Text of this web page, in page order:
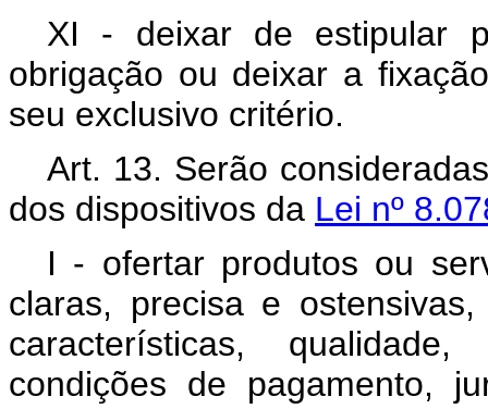
XI - deixar de estipular
obrigação ou deixar a
seu exclusivo critério.
Art. 13. Serão
dos dispositivos da Lei nº
I - ofertar produtos ou
claras, precisa e
características,
condições de pagamento,